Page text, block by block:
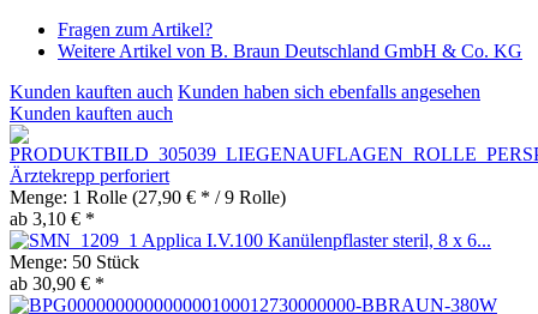
Fragen zum Artikel?
Weitere Artikel von B. Braun Deutschland GmbH & Co. KG
Kunden kauften auch Kunden haben sich ebenfalls angesehen
Kunden kauften auch
Ärztekrepp perforiert
Menge: 1 Rolle (27,90 € * / 9 Rolle)
ab 3,10 € *
Applica I.V.100 Kanülenpflaster steril, 8 x 6...
Menge: 50 Stück
ab 30,90 € *